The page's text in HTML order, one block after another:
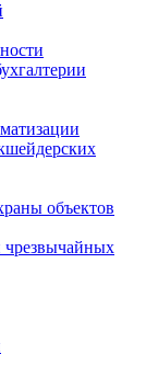
объектов
чрезвычайных